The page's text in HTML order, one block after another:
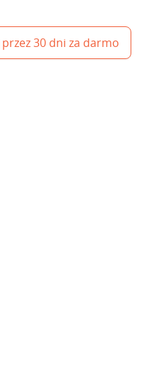
30 dni za darmo